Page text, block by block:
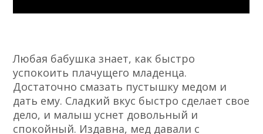
Любая бабушка знает, как быстро
успокоить плачущего младенца.
Достаточно смазать пустышку медом и
дать ему. Сладкий вкус быстро сделает свое
дело, и малыш уснет довольный и
спокойный. Издавна, мед давали с